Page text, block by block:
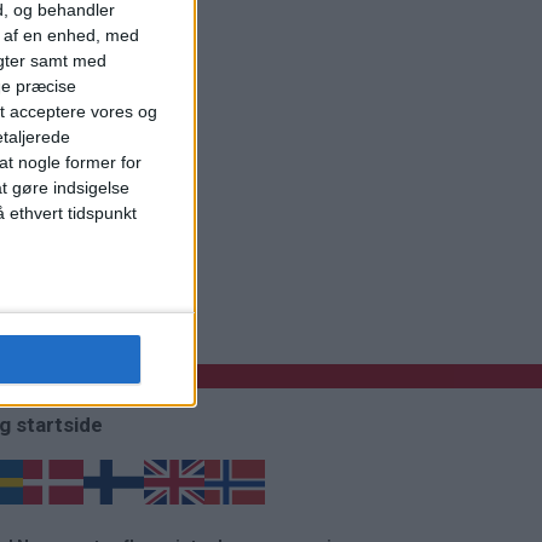
og behandler
en enhed, med
samt med
præcise
acceptere vores og
nogle former for
gøre indsigelse
ethvert tidspunkt
startside